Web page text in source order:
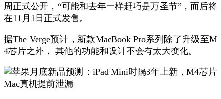
周正式公开，“可能和去年一样赶巧是万圣节”，而后将
在11月1日正式发售。
据The Verge预计，新款MacBook Pro系列除了升级至M
4芯片之外， 其他的功能和设计不会有太大变化。